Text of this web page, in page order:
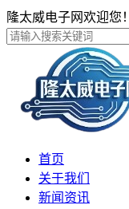
隆太威电子网欢迎您！
首页
关于我们
新闻资讯